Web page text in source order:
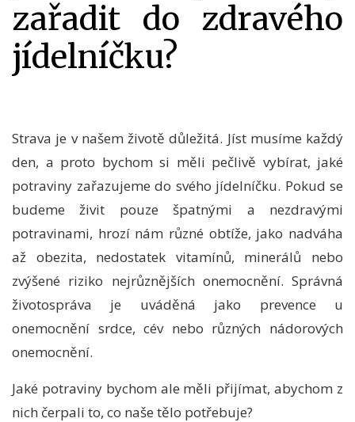
zařadit do zdravého
jídelníčku?
Strava je v našem životě důležitá. Jíst musíme každý
den, a proto bychom si měli pečlivě vybírat, jaké
potraviny zařazujeme do svého jídelníčku. Pokud se
budeme živit pouze špatnými a nezdravými
potravinami, hrozí nám různé obtíže, jako nadváha
až obezita, nedostatek vitamínů, minerálů nebo
zvýšené riziko nejrůznějších onemocnění. Správná
životospráva je uváděná jako prevence u
onemocnění srdce, cév nebo různých nádorových
onemocnění.
Jaké potraviny bychom ale měli přijímat, abychom z
nich čerpali to, co naše tělo potřebuje?